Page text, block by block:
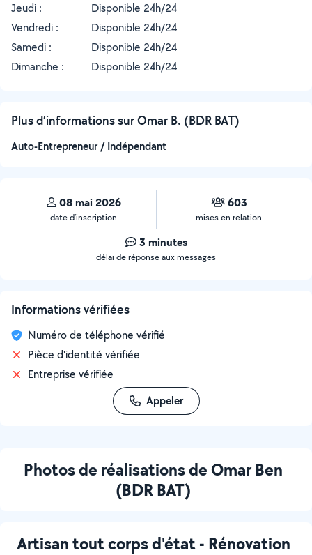
Jeudi :
Disponible 24h/24
Vendredi :
Disponible 24h/24
Samedi :
Disponible 24h/24
Dimanche :
Disponible 24h/24
Plus d’informations sur Omar B. (BDR BAT)
Auto-Entrepreneur / Indépendant
08 mai 2026
date d’inscription
603
mises en relation
3 minutes
délai de réponse aux messages
Informations vérifiées
Numéro de téléphone vérifié
Pièce d'identité vérifiée
Entreprise vérifiée
Appeler
Photos de réalisations de Omar Ben
(BDR BAT)
Artisan tout corps d'état - Rénovation